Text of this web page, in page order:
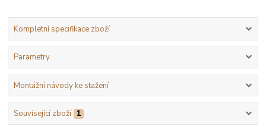
Kompletní specifikace zboží
Parametry
Montážní návody ke stažení
Související zboží 1